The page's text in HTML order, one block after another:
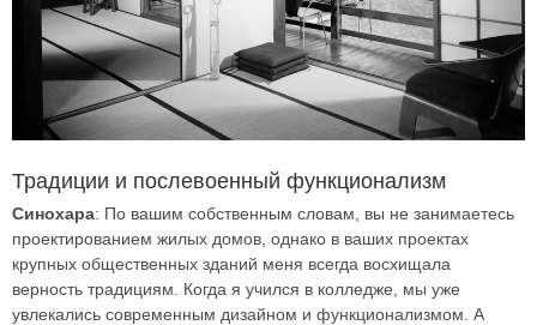
Традиции и послевоенный функционализм
Синохара: По вашим собственным словам, вы не занимаетесь
проектированием жилых домов, однако в ваших проектах
крупных общественных зданий меня всегда восхищала
верность традициям. Когда я учился в колледже, мы уже
увлекались современным дизайном и функционализмом. А